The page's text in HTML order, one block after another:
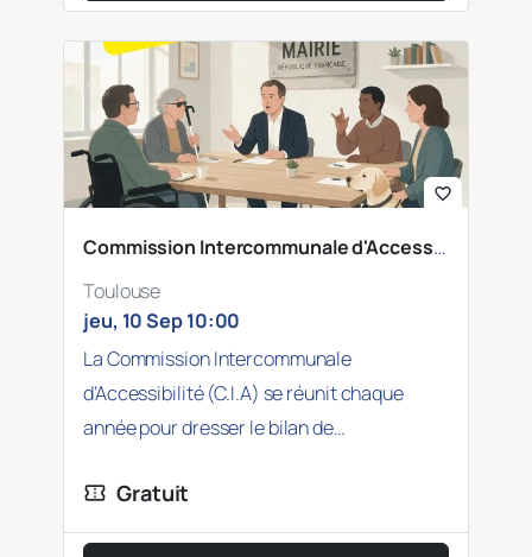
favorite_border
Commission Intercommunale d'Accessibilité (CIA)
Toulouse
jeu, 10 Sep 10:00
La Commission Intercommunale
d’Accessibilité (C.I.A) se réunit chaque
année pour dresser le bilan de
confirmation_number Gratuit